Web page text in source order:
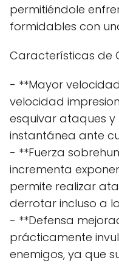
permitiéndole
formidables con
Características de
- **Mayor
velocidad
esquivar ataques
instantánea ante
- **Fuerza
incrementa
permite realizar
derrotar incluso a
- **Defensa
prácticamente
enemigos, ya que